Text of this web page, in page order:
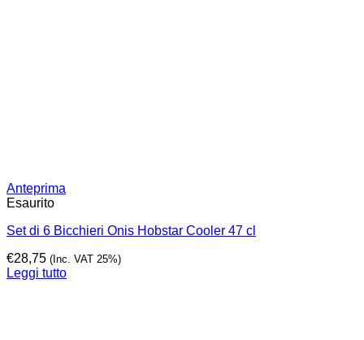
Anteprima
Esaurito
Set di 6 Bicchieri Onis Hobstar Cooler 47 cl
€28,75 (Inc. VAT 25%)
Leggi tutto